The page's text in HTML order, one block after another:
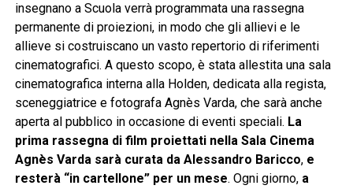
insegnano a Scuola verrà programmata una rassegna
permanente di proiezioni, in modo che gli allievi e le
allieve si costruiscano un vasto repertorio di riferimenti
cinematografici. A questo scopo, è stata allestita una sala
cinematografica interna alla Holden, dedicata alla regista,
sceneggiatrice e fotografa Agnès Varda, che sarà anche
aperta al pubblico in occasione di eventi speciali. La
prima rassegna di film proiettati nella Sala Cinema
Agnès Varda sarà curata da Alessandro Baricco, e
resterà “in cartellone” per un mese. Ogni giorno, a